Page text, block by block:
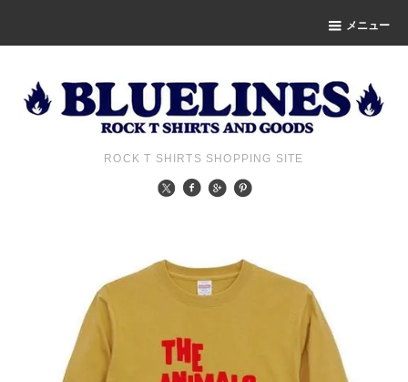
メニュー
ROCK T SHIRTS SHOPPING SITE